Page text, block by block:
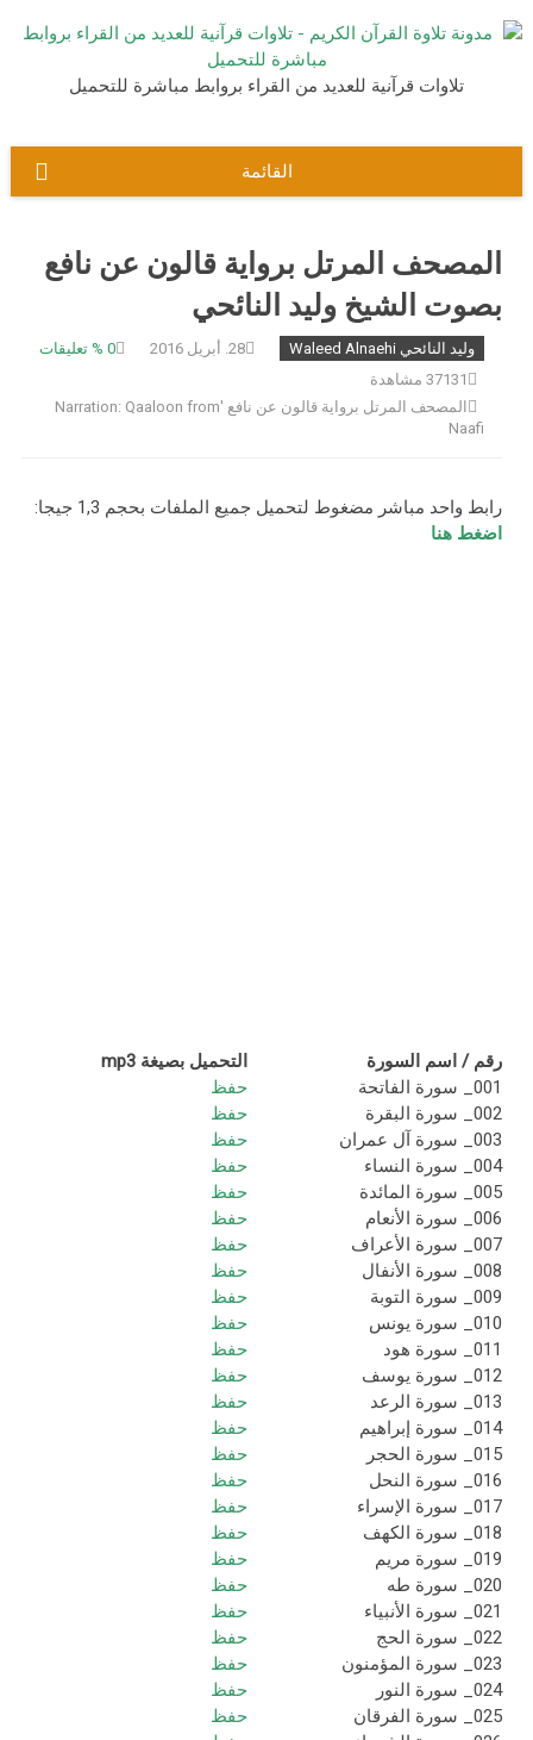
إلى
تلاوات قرآنية للعديد من القراء بروابط مباشرة للتحميل
القائمة
المصحف المرتل برواية قالون عن نافع
بصوت الشيخ وليد النائحي
وليد النائحي Waleed Alnaehi 28. أبريل 2016 0 % تعليقات
37131 مشاهدة
المصحف المرتل بروایة قالون عن نافع 'Narration: Qaaloon from
Naafi
رابط واحد مباشر مضغوط لتحميل جميع الملفات بحجم 1,3 جيجا:
اضغط هنا
رقم / اسم السورة
التحميل بصيغة mp3
001_ سورة الفاتحة
حفظ
002_ سورة البقرة
حفظ
003_ سورة آل عمران
حفظ
004_ سورة النساء
حفظ
005_ سورة المائدة
حفظ
006_ سورة الأنعام
حفظ
007_ سورة الأعراف
حفظ
008_ سورة الأنفال
حفظ
009_ سورة التوبة
حفظ
010_ سورة يونس
حفظ
011_ سورة هود
حفظ
012_ سورة يوسف
حفظ
013_ سورة الرعد
حفظ
014_ سورة إبراهيم
حفظ
015_ سورة الحجر
حفظ
016_ سورة النحل
حفظ
017_ سورة الإسراء
حفظ
018_ سورة الكهف
حفظ
019_ سورة مريم
حفظ
020_ سورة طه
حفظ
021_ سورة الأنبياء
حفظ
022_ سورة الحج
حفظ
023_ سورة المؤمنون
حفظ
024_ سورة النور
حفظ
025_ سورة الفرقان
حفظ